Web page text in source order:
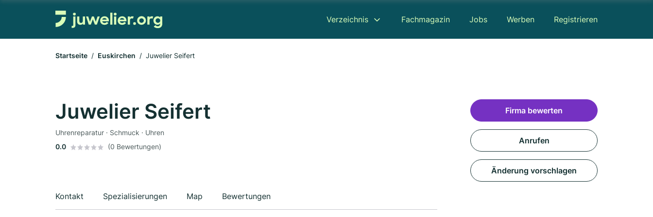
Verzeichnis Fachmagazin Jobs Werben Registrieren
Startseite Euskirchen Juwelier Seifert
Juwelier Seifert
Uhrenreparatur · Schmuck · Uhren
0.0
(0 Bewertungen)
Kontakt Spezialisierungen Map Bewertungen
Firma bewerten
Anrufen
Änderung vorschlagen